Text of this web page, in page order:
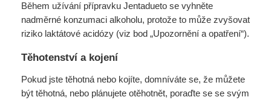
Během užívání přípravku Jentadueto se vyhněte
nadměrné konzumaci alkoholu, protože to může zvyšovat
riziko laktátové acidózy (viz bod „Upozornění a opatření“).
Těhotenství a kojení
Pokud jste těhotná nebo kojíte, domníváte se, že můžete
být těhotná, nebo plánujete otěhotnět, poraďte se se svým